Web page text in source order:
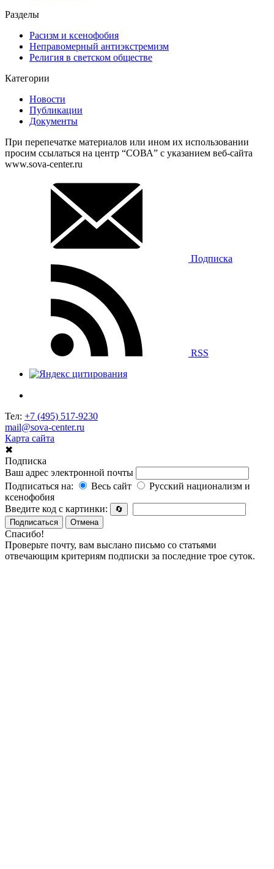
Разделы
Расизм и ксенофобия
Неправомерный антиэкстремизм
Религия в светском обществе
Категории
Новости
Публикации
Документы
При перепечатке материалов или ином их использовании
просим ссылаться на центр “СОВА” с указанием веб-сайта
www.sova-center.ru
Подписка
RSS
Тел: +7 (495) 517-9230
mail@sova-center.ru
Карта сайта
✖
Подписка
Ваш адрес электронной почты
Подписаться на:
Весь сайт
Русский национализм и
ксенофобия
Введите код с картинки:
🔄
Подписаться
Отмена
Спасибо!
Проверьте почту, вам выслано письмо со статьями
отвечающим критериям подписки за последние трое суток.